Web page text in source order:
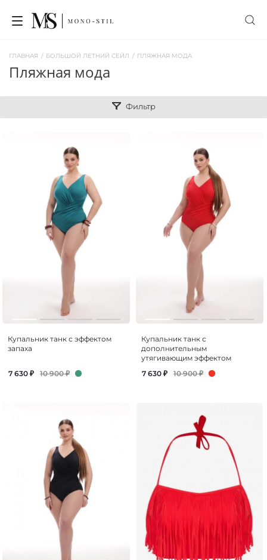
ГЛАВНАЯ / БОЛЬШОЙ ЛЕТНИЙ СЕЙЛ / ПЛЯЖНАЯ МОДА
пляжная мода
Фильтр
Купальник танк с эффектом
запаха
7 630 ₽ 10 900₽
Купальник танк с
дополнительным
утягивающим эффектом
7 630 ₽ 10 900₽